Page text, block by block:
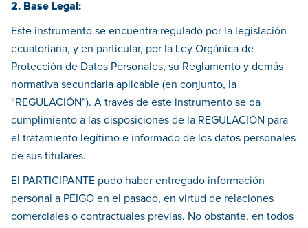
2. Base Legal:
Este instrumento se encuentra regulado por la legislación
ecuatoriana, y en particular, por la Ley Orgánica de
Protección de Datos Personales, su Reglamento y demás
normativa secundaria aplicable (en conjunto, la
“REGULACIÓN”). A través de este instrumento se da
cumplimiento a las disposiciones de la REGULACIÓN para
el tratamiento legítimo e informado de los datos personales
de sus titulares.
El PARTICIPANTE pudo haber entregado información
personal a PEIGO en el pasado, en virtud de relaciones
comerciales o contractuales previas. No obstante, en todos